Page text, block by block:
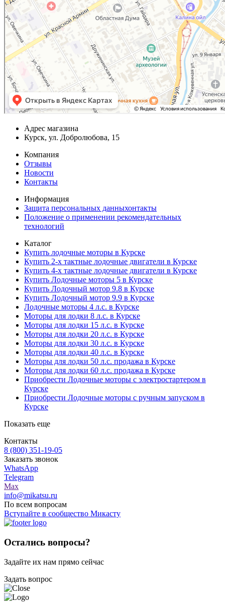
Адрес магазина
Курск, ул. Добролюбова, 15
Компания
Отзывы
Новости
Контакты
Информация
Защита персональных данныхонтакты
Положение о применении рекомендательных
технологий
Каталог
Купить лодочные моторы в Курске
Купить 2-х тактные лодочные двигатели в Курске
Купить 4-х тактные лодочные двигатели в Курске
Купить Лодочные моторы 5 в Курске
Купить Лодочный мотор 9.8 в Курске
Купить Лодочный мотор 9.9 в Курске
Лодочные моторы 4 л.с. в Курске
Моторы для лодки 8 л.с. в Курске
Моторы для лодки 15 л.с. в Курске
Моторы для лодки 20 л.с. в Курске
Моторы для лодки 30 л.с. в Курске
Моторы для лодки 40 л.с. в Курске
Моторы для лодки 50 л.с. продажа в Курске
Моторы для лодки 60 л.с. продажа в Курске
Приобрести Лодочные моторы с электростартером в
Курске
Приобрести Лодочные моторы с ручным запуском в
Курске
Показать еще
Контакты
8 (800) 351-19-05
Заказать звонок
WhatsApp
Telegram
Max
info@mikatsu.ru
По всем вопросам
Вступайте в сообщество Микасту
Остались вопросы?
Задайте их нам прямо сейчас
Задать вопрос